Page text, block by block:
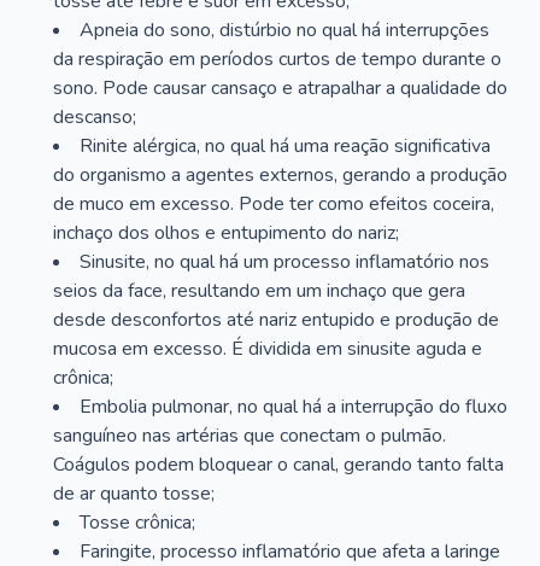
Apneia do sono, distúrbio no qual há interrupções
da respiração em períodos curtos de tempo durante o
sono. Pode causar cansaço e atrapalhar a qualidade do
descanso;
Rinite alérgica, no qual há uma reação significativa
do organismo a agentes externos, gerando a produção
de muco em excesso. Pode ter como efeitos coceira,
inchaço dos olhos e entupimento do nariz;
Sinusite, no qual há um processo inflamatório nos
seios da face, resultando em um inchaço que gera
desde desconfortos até nariz entupido e produção de
mucosa em excesso. É dividida em sinusite aguda e
crônica;
Embolia pulmonar, no qual há a interrupção do fluxo
sanguíneo nas artérias que conectam o pulmão.
Coágulos podem bloquear o canal, gerando tanto falta
de ar quanto tosse;
Tosse crônica;
Faringite, processo inflamatório que afeta a laringe